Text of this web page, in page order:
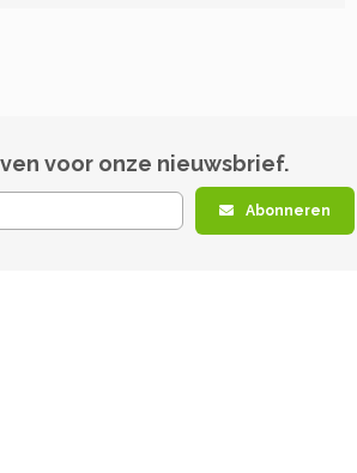
voor onze nieuwsbrief.
Abonneren